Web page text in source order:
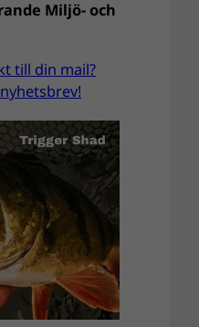
Miljö- och
till din mail?